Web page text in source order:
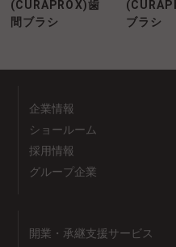
(CURAPROX)歯
間ブラシ
ブラシ
企業情報
ショールーム
採用情報
グループ企業
開業・承継支援サービス